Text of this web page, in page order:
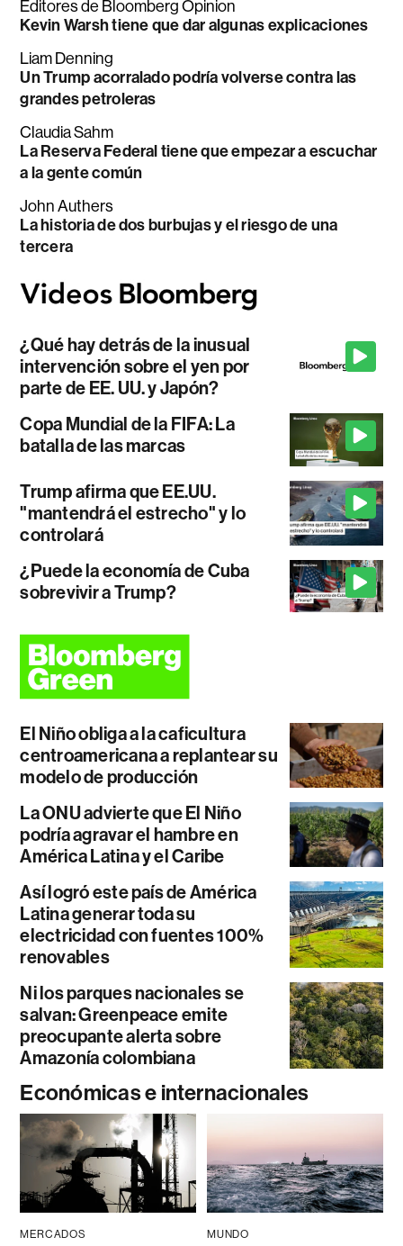
Editores de Bloomberg Opinion
Kevin Warsh tiene que dar algunas explicaciones
Liam Denning
Un Trump acorralado podría volverse contra las
grandes petroleras
Claudia Sahm
La Reserva Federal tiene que empezar a escuchar
a la gente común
John Authers
La historia de dos burbujas y el riesgo de una
tercera
¿Qué hay detrás de la inusual
intervención sobre el yen por
parte de EE. UU. y Japón?
Copa Mundial de la FIFA: La
batalla de las marcas
Trump afirma que EE.UU.
"mantendrá el estrecho" y lo
controlará
¿Puede la economía de Cuba
sobrevivir a Trump?
El Niño obliga a la caficultura
centroamericana a replantear su
modelo de producción
La ONU advierte que El Niño
podría agravar el hambre en
América Latina y el Caribe
Así logró este país de América
Latina generar toda su
electricidad con fuentes 100%
renovables
Ni los parques nacionales se
salvan: Greenpeace emite
preocupante alerta sobre
Amazonía colombiana
Económicas e internacionales
MERCADOS MUNDO